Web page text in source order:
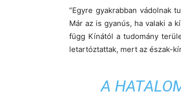
”Egyre gyakrabban vádolnak
Már az is gyanús, ha valaki a
függ Kínától a tudomány
letartóztattak, mert az észak-
A